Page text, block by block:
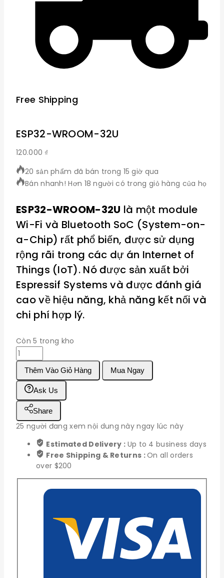
Free Shipping
ESP32-WROOM-32U
120.000 ₫
20 sản phẩm đã bán trong 15 giờ qua
Bán nhanh! Hơn 18 người có trong giỏ hàng của họ
ESP32-WROOM-32U là một module
Wi-Fi và Bluetooth SoC (System-on-
a-Chip) rất phổ biến, được sử dụng
rộng rãi trong các dự án Internet of
Things (IoT). Nó được sản xuất bởi
Espressif Systems và được đánh giá
cao về hiệu năng, khả năng kết nối và
chi phí hợp lý.
Còn 5 trong kho
ESP32-
WROOM-
32U
số
lượng
Thêm Vào Giỏ Hàng Mua Ngay
Ask Us
Share
25 người đang xem nội dung này ngay lúc này
Estimated Delivery : Up to 4 business days
Free Shipping & Returns :On all orders
over $200